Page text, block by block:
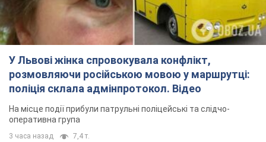
У Львові жінка спровокувала конфлікт,
розмовляючи російською мовою у маршрутці:
поліція склала адмінпротокол. Відео
На місце події прибули патрульні поліцейські та слідчо-
оперативна група
3 часа назад 7,4 т.